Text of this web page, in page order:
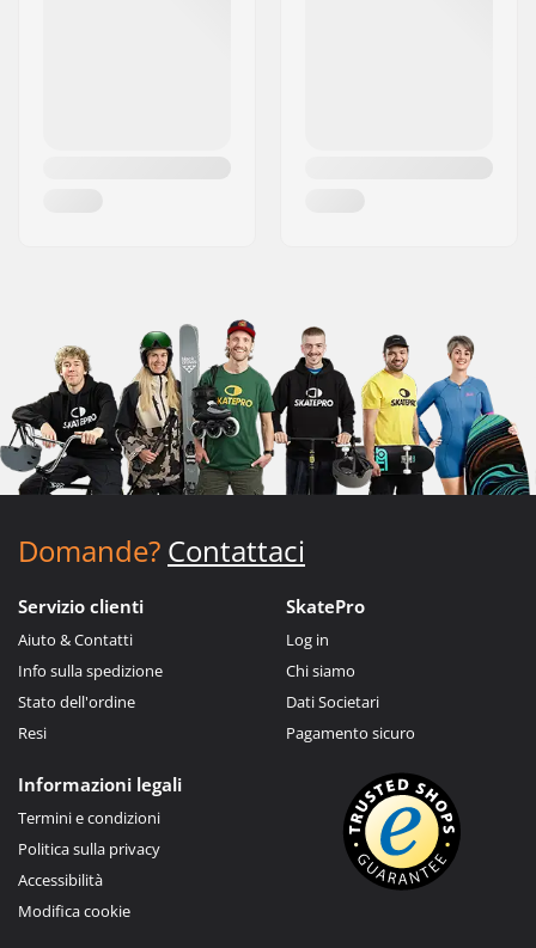
Domande? Contattaci
Servizio clienti
Aiuto & Contatti
Info sulla spedizione
Stato dell'ordine
Resi
SkatePro
Log in
Chi siamo
Dati Societari
Pagamento sicuro
Informazioni legali
Termini e condizioni
Politica sulla privacy
Accessibilità
Modifica cookie